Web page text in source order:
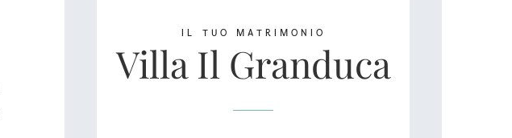
IL TUO MATRIMONIO
Villa Il Granduca